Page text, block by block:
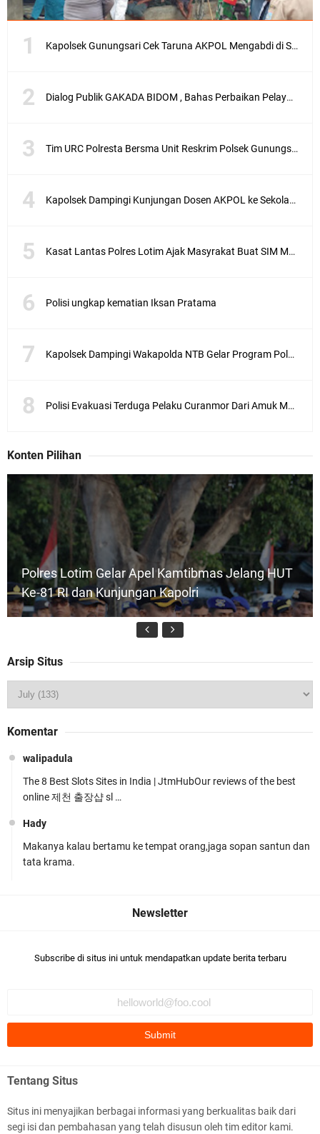
Kapolsek Gunungsari Cek Taruna AKPOL Mengabdi di SRD 4
Dialog Publik GAKADA BIDOM , Bahas Perbaikan Pelayanan Medis di NTB
Tim URC Polresta Bersma Unit Reskrim Polsek Gunungsari Tangkap Pelaku Curanmor
Kapolsek Dampingi Kunjungan Dosen AKPOL ke Sekolah Rakyat Gunungsari
Kasat Lantas Polres Lotim Ajak Masyrakat Buat SIM Melalui SATPAS Bukan Calo
Polisi ungkap kematian Iksan Pratama
Kapolsek Dampingi Wakapolda NTB Gelar Program Polmas di Kelurahan Taman Sari
Polisi Evakuasi Terduga Pelaku Curanmor Dari Amuk Masa
Konten Pilihan
Polres Lotim Gelar Apel Kamtibmas Jelang HUT
Ke-81 RI dan Kunjungan Kapolri
Rosyadi, S.H. Siap Melanjukan
Ditlantas Polda NTB Edukasi Tertib Berlalu di
Polda NTB Apresiasi BKTM Lelede Sampaikan
Pesan Kamtibmas
Arsip Situs
Komentar
walipadula
The 8 Best Slots Sites in India | JtmHubOur reviews of the best
online 제천 출장샵 sl …
Hady
Makanya kalau bertamu ke tempat orang,jaga sopan santun dan
tata krama.
Subscribe di situs ini untuk mendapatkan update berita terbaru
Tentang Situs
Situs ini menyajikan berbagai informasi yang berkualitas baik dari
segi isi dan pembahasan yang telah disusun oleh tim editor kami.